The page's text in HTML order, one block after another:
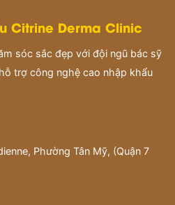
Citrine Derma Clinic
sóc sắc đẹp với đội ngũ bác sỹ
trợ công nghệ cao nhập khẩu
Phường Tân Mỹ, (Quận 7